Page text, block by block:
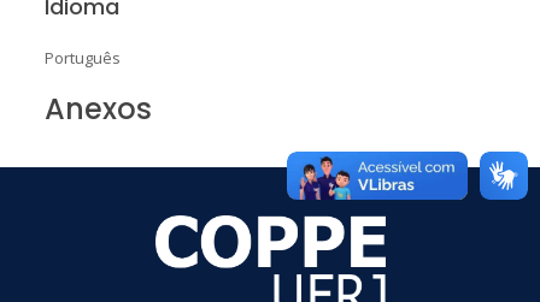
Idioma
Português
Anexos